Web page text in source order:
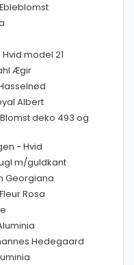
model 21
Ægir
Albert
deko 493 og
- Hvid
m/guldkant
Georgiana
Rosa
Hedegaard